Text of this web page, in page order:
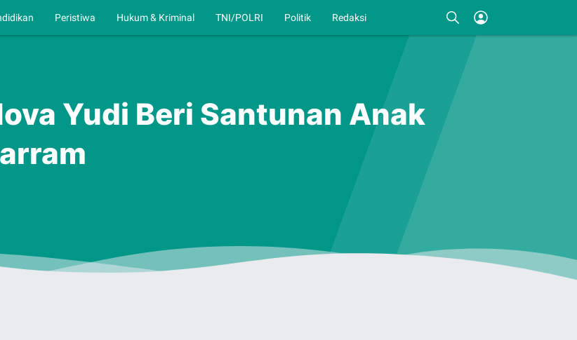
Peristiwa Hukum & Kriminal TNI/POLRI Politik Redaksi
Yudi Beri Santunan Anak